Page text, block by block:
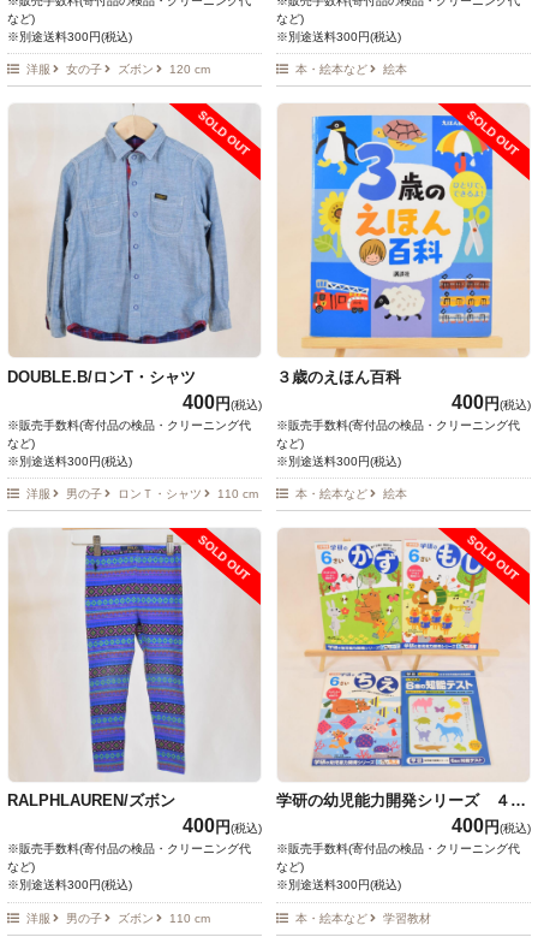
など)
※別途送料300円(税込)
洋服 女の子 ズボン 120 cm
など)
※別途送料300円(税込)
本・絵本など 絵本
SOLD OUT
DOUBLE.B/ロンT・シャツ
400円(税込)
※販売手数料(寄付品の検品・クリーニング代
など)
※別途送料300円(税込)
洋服 男の子 ロンＴ・シャツ 110 cm
SOLD OUT
３歳のえほん百科
400円(税込)
※販売手数料(寄付品の検品・クリーニング代
など)
※別途送料300円(税込)
本・絵本など 絵本
SOLD OUT
RALPHLAUREN/ズボン
400円(税込)
※販売手数料(寄付品の検品・クリーニング代
など)
※別途送料300円(税込)
洋服 男の子 ズボン 110 cm
SOLD OUT
学研の幼児能力開発シリーズ ４冊
400円(税込)
※販売手数料(寄付品の検品・クリーニング代
など)
※別途送料300円(税込)
本・絵本など 学習教材